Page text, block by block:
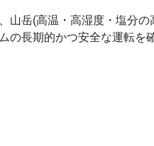
山岳(高温・高湿度・塩分
の長期的かつ安全な運転